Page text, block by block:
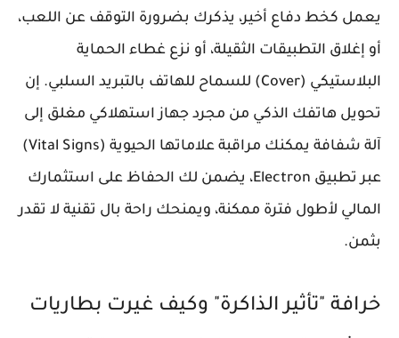
يعمل كخط دفاع أخير، يذكرك بضرورة التوقف عن اللعب،
أو إغلاق التطبيقات الثقيلة، أو نزع غطاء الحماية
البلاستيكي (Cover) للسماح للهاتف بالتبريد السلبي. إن
تحويل هاتفك الذكي من مجرد جهاز استهلاكي مغلق إلى
آلة شفافة يمكنك مراقبة علاماتها الحيوية (Vital Signs)
عبر تطبيق Electron، يضمن لك الحفاظ على استثمارك
المالي لأطول فترة ممكنة، ويمنحك راحة بال تقنية لا تقدر
بثمن.
خرافة "تأثير الذاكرة" وكيف غيرت بطاريات